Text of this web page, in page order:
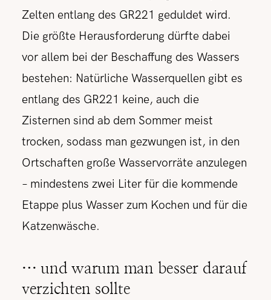
Zelten entlang des GR221 geduldet wird.
Die größte Herausforderung dürfte dabei
vor allem bei der Beschaffung des Wassers
bestehen: Natürliche Wasserquellen gibt es
entlang des GR221 keine, auch die
Zisternen sind ab dem Sommer meist
trocken, sodass man gezwungen ist, in den
Ortschaften große Wasservorräte anzulegen
– mindestens zwei Liter für die kommende
Etappe plus Wasser zum Kochen und für die
Katzenwäsche.
… und warum man besser darauf
verzichten sollte